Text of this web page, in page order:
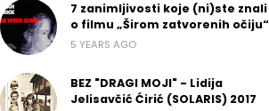
7 zanimljivosti koje (ni)ste znali
o filmu „Širom zatvorenih očiju“
5 YEARS AGO
BEZ "DRAGI MOJI" - Lidija
Jelisavčić Ćirić (SOLARIS) 2017